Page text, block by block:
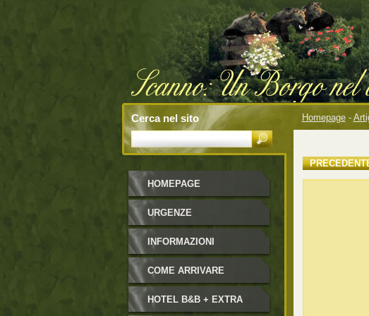
Homepage -
HOMEPAGE
URGENZE
INFORMAZIONI
COME ARRIVARE
HOTEL B&B + EXTRA
Cerca nel sito